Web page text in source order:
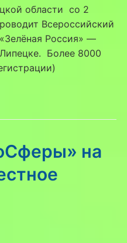
области со 2
Всероссийский
Россия» —
Липецке. Более 8000
на